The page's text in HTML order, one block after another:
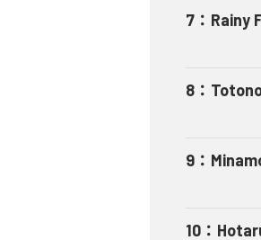
7 ： Rainy
8 ：
9 ：
10 ：